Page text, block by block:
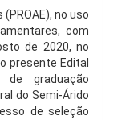
no uso
com
de 2020, no
presente Edital
graduação
do Semi-Árido
de seleção